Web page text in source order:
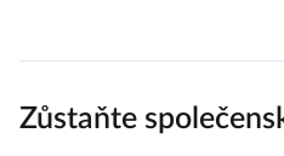
Zůstaňte